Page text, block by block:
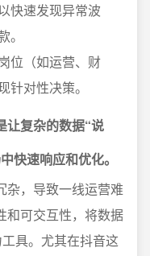
快速发现异常波
位（如运营、财
针对性决策。
让复杂的数据“说
快速响应和优化。
杂，导致一线运营难
和可交互性，将数据
具。尤其在抖音这